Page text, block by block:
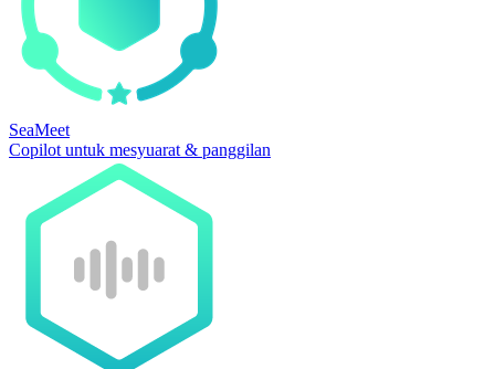
SeaMeet
Copilot untuk mesyuarat & panggilan